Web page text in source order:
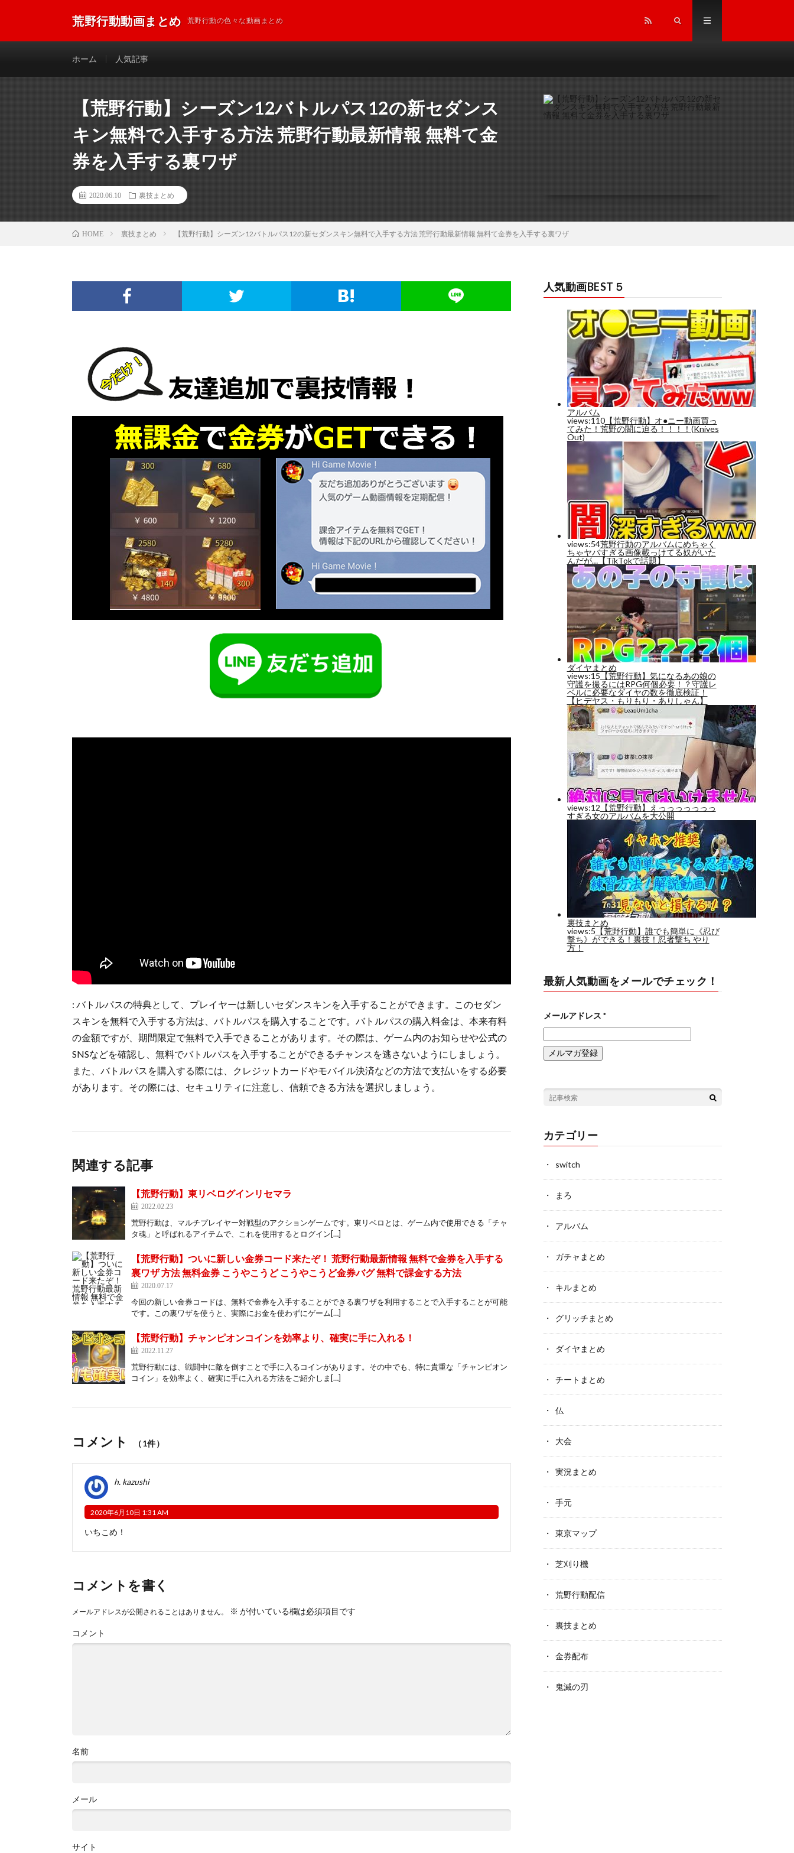
荒野行動動画まとめ 荒野行動の色々な動画まとめ
ホーム 人気記事
【荒野行動】シーズン12バトルパス12の新セダンス
キン無料で入手する方法 荒野行動最新情報 無料て金
券を入手する裏ワザ
2020.06.10 裏技まとめ
HOME 裏技まとめ 【荒野行動】シーズン12バトルパス12の新セダンスキン無料で入手する方法 荒野行動最新情報 無料て金券を入手する裏ワザ
: バトルパスの特典として、プレイヤーは新しいセダンスキンを入手することができます。このセダン
スキンを無料で入手する方法は、バトルパスを購入することです。バトルパスの購入料金は、本来有料
の金額ですが、期間限定で無料で入手できることがあります。その際は、ゲーム内のお知らせや公式の
SNSなどを確認し、無料でバトルパスを入手することができるチャンスを逃さないようにしましょう。
また、バトルパスを購入する際には、クレジットカードやモバイル決済などの方法で支払いをする必要
があります。その際には、セキュリティに注意し、信頼できる方法を選択しましょう。
関連する記事
【荒野行動】東リベログインリセマラ
2022.02.23
荒野行動は、マルチプレイヤー対戦型のアクションゲームです。東リベロとは、ゲーム内で使用できる「チャ
タ魂」と呼ばれるアイテムで、これを使用するとログイン[…]
【荒野行動】ついに新しい金券コード来たぞ！ 荒野行動最新情報 無料で金券を入手する
裏ワザ 方法 無料金券 こうやこうど こうやこうど金券バグ 無料で課金する方法
2020.07.17
今回の新しい金券コードは、無料で金券を入手することができる裏ワザを利用することで入手することが可能
です。この裏ワザを使うと、実際にお金を使わずにゲーム[…]
【荒野行動】チャンピオンコインを効率より、確実に手に入れる！
2022.11.27
荒野行動には、戦闘中に敵を倒すことで手に入るコインがあります。その中でも、特に貴重な「チャンピオン
コイン」を効率よく、確実に手に入れる方法をご紹介しま[…]
コメント （1件）
h. kazushi
2020年6月10日 1:31 AM
いちこめ！
コメントを書く
メールアドレスが公開されることはありません。 ※ が付いている欄は必須項目です
コメント
名前
メール
サイト
人気動画BEST５
最新人気動画をメールでチェック！
メールアドレス *
カテゴリー
switch
まろ
アルバム
ガチャまとめ
キルまとめ
グリッチまとめ
ダイヤまとめ
チートまとめ
仏
大会
実況まとめ
手元
東京マップ
芝刈り機
荒野行動配信
裏技まとめ
金券配布
鬼滅の刃